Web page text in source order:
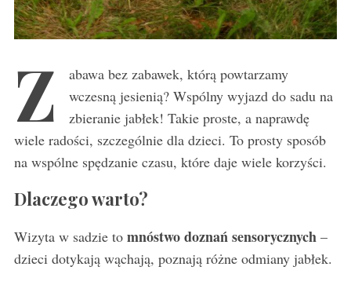
Z
abawa bez zabawek, którą powtarzamy
wczesną jesienią? Wspólny wyjazd do sadu na
zbieranie jabłek! Takie proste, a naprawdę
wiele radości, szczególnie dla dzieci. To prosty sposób
na wspólne spędzanie czasu, które daje wiele korzyści.
Dlaczego warto?
Wizyta w sadzie to mnóstwo doznań sensorycznych–
dzieci dotykają wąchają, poznają różne odmiany jabłek.